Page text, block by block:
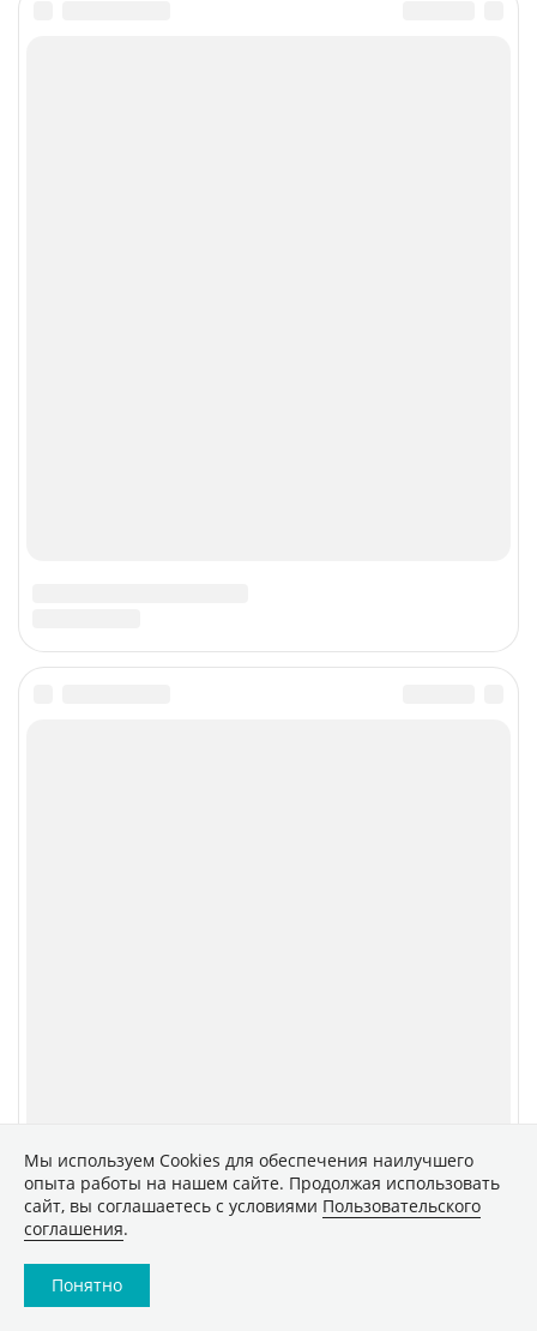
Мы используем Сookies для обеспечения наилучшего
опыта работы на нашем сайте. Продолжая использовать
сайт, вы соглашаетесь с условиями Пользовательского
соглашения.
Понятно